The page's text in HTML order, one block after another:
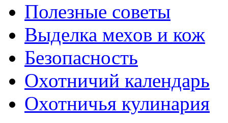
Полезные советы
Выделка мехов и кож
Безопасность
Охотничий календарь
Охотничья кулинария